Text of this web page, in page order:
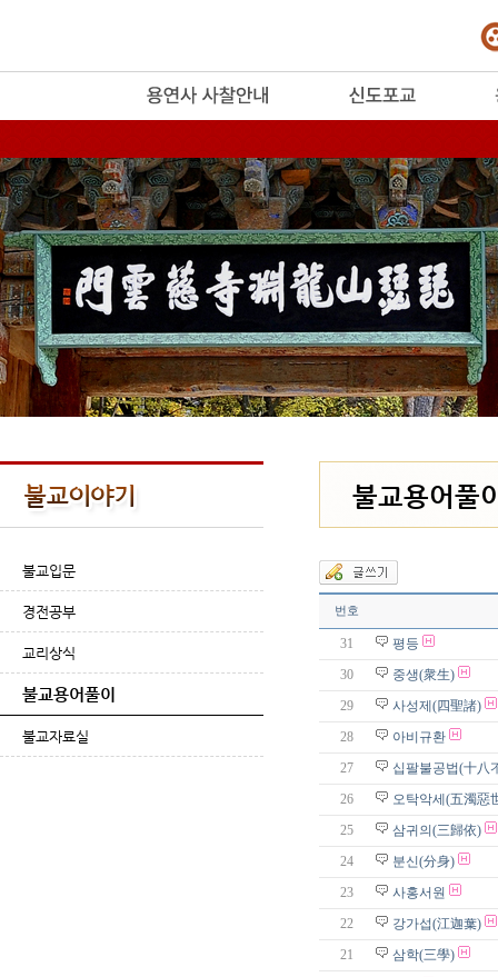
불교입문
경전공부
교리상식
불교용어풀이
불교자료실
불교용어풀
번호
31
평등
30
중생(衆生)
29
사성제(四聖諸)
28
아비규환
27
십팔불공법(十八
26
오탁악세(五濁惡
25
삼귀의(三歸依)
24
분신(分身)
23
사홍서원
22
강가섭(江迦葉)
21
삼학(三學)